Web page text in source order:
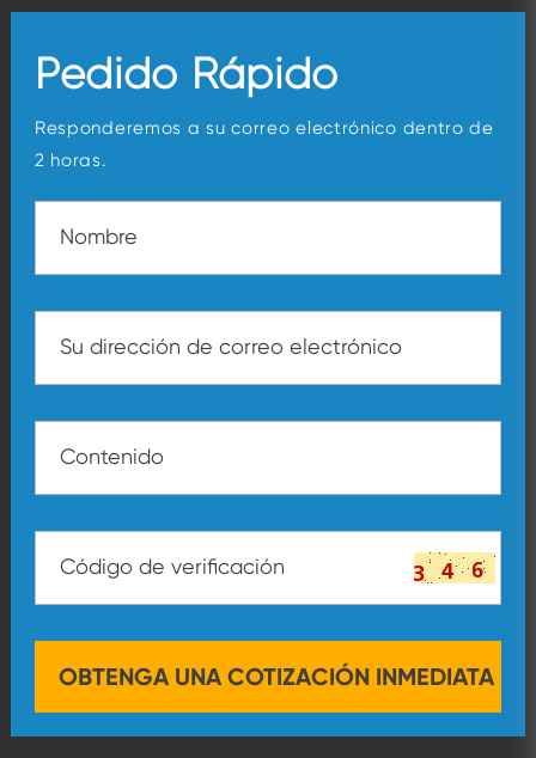
Pedido Rápido
Responderemos a su correo electrónico dentro de
2 horas.